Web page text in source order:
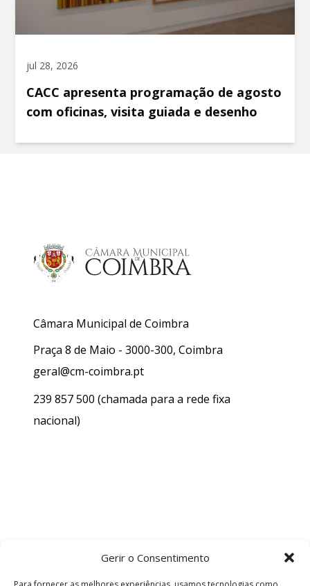
Gerir o Consentimento
jul 28, 2026
CACC apresenta programação de agosto
com oficinas, visita guiada e desenho
Câmara Municipal de Coimbra
Praça 8 de Maio - 3000-300, Coimbra
geral@cm-coimbra.pt
239 857 500 (chamada para a rede fixa
nacional)